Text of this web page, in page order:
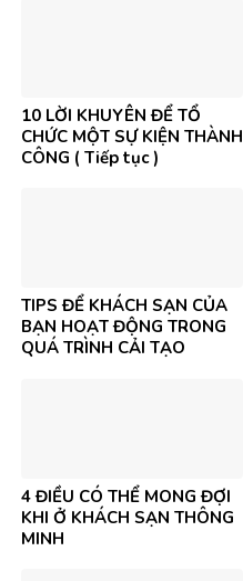
10 LỜI KHUYÊN ĐỂ TỔ
CHỨC MỘT SỰ KIỆN THÀNH
CÔNG ( Tiếp tục )
TIPS ĐỂ KHÁCH SẠN CỦA
BẠN HOẠT ĐỘNG TRONG
QUÁ TRÌNH CẢI TẠO
4 ĐIỀU CÓ THỂ MONG ĐỢI
KHI Ở KHÁCH SẠN THÔNG
MINH